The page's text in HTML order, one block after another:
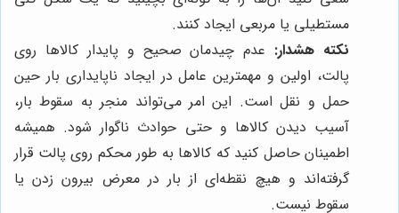
مستطیلی یا مربعی ایجاد کنند.
نکته هشدار: عدم چیدمان صحیح و پایدار کالاها روی
پالت، اولین و مهمترین عامل در ایجاد ناپایداری بار حین
حمل و نقل است. این امر می‌تواند منجر به سقوط بار،
آسیب دیدن کالاها و حتی حوادث ناگوار شود. همیشه
اطمینان حاصل کنید که کالاها به طور محکم روی پالت قرار
گرفته‌اند و هیچ نقطه‌ای از بار در معرض بیرون زدن یا
سقوط نیست.